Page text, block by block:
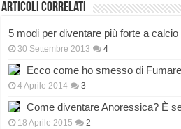
Articoli correlati
5 modi per diventare più forte a calcio
30 Settembre 2013 4
Ecco come ho smesso di
4 Aprile 2014 3
Come diventare Anoressica? È
18 Aprile 2015 2